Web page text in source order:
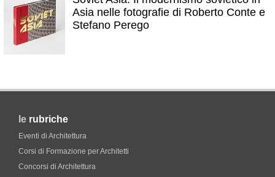
Asia nelle fotografie di Roberto Conte e
Stefano Perego
le rubriche
Eventi di Architettura
Corsi di Formazione per Architetti
Concorsi di Architettura